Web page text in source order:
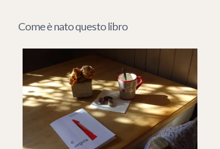
Come è nato questo libro